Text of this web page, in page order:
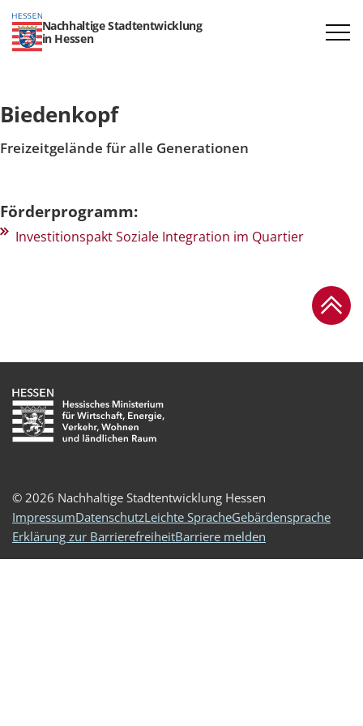
Nachhaltige Stadtentwicklung
in Hessen
Biedenkopf
Freizeitgelände für alle Generationen
Förderprogramm:
Investitionspakt Soziale Integration im Quartier
Zum
© 2026 Nachhaltige Stadtentwicklung Hessen
ImpressumDatenschutzLeichte SpracheGebärdensprache
Erklärung zur BarrierefreiheitBarriere melden